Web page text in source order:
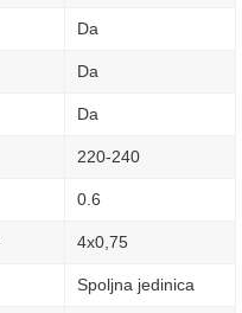
Da
Da
Da
220-240
0.6
4х0,75
Spoljna jedinica